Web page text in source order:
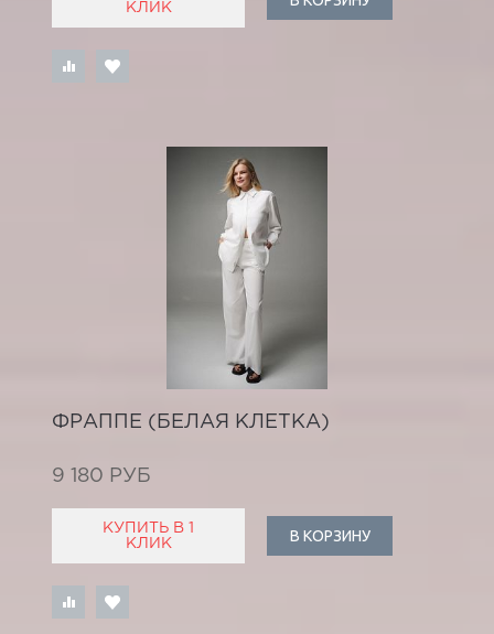
КЛИК
ФРАППЕ (БЕЛАЯ КЛЕТКА)
9 180 РУБ
КУПИТЬ В 1
КЛИК
В КОРЗИНУ